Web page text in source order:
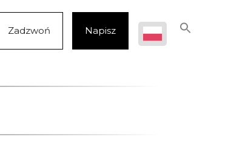
Zadzwoń Napisz